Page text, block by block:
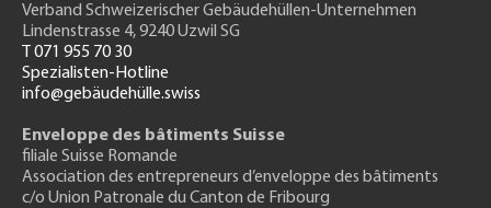
Verband Schweizerischer Gebäudehüllen-Unternehmen
Lindenstrasse 4, 9240 Uzwil SG
T 071 955 70 30
Spezialisten-Hotline
info@gebäudehülle.swiss
Enveloppe des bâtiments Suisse
filiale Suisse Romande
Association des entrepreneurs d’enveloppe des bâtiments
c/o Union Patronale du Canton de Fribourg